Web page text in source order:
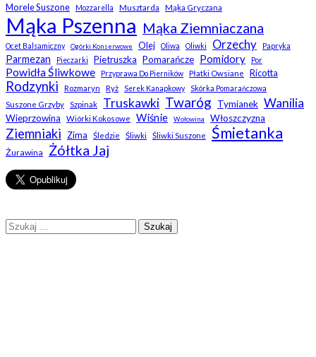
Morele Suszone Mozzarella Musztarda Mąka Gryczana
Mąka Pszenna Mąka Ziemniaczana
Ocet Balsamiczny Ogórki Konserwowe Olej Oliwa Oliwki Orzechy Papryka
Parmezan Pieczarki Pietruszka Pomarańcze Pomidory Por
Powidła Śliwkowe Przyprawa Do Pierników Płatki Owsiane Ricotta
Rodzynki Rozmaryn Ryż Serek Kanapkowy Skórka Pomarańczowa
Suszone Grzyby Szpinak Truskawki Twaróg Tymianek Wanilia
Wieprzowina Wiórki Kokosowe Wiśnie Wołowina Włoszczyzna
Ziemniaki Zima Śledzie Śliwki Śliwki Suszone Śmietanka
Żurawina Żółtka Jaj
Szukaj: